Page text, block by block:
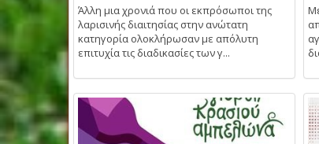
Άλλη μια χρονιά που οι εκπρόσωποι της
λαρισινής διαιτησίας στην ανώτατη
κατηγορία ολοκλήρωσαν με απόλυτη
επιτυχία τις διαδικασίες των γ...